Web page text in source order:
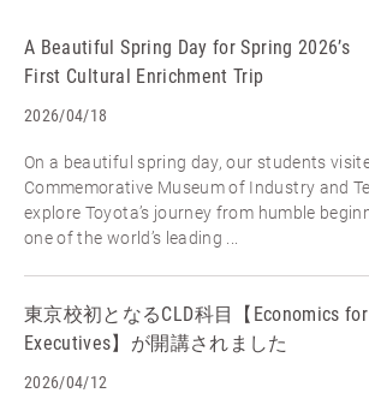
A Beautiful Spring Day for Spring 2026’s
First Cultural Enrichment Trip
2026/04/18
On a beautiful spring day, our students
Commemorative Museum of Industry and
explore Toyota’s journey from humble
one of the world’s leading ...
東京校初となるCLD科目【Economics for
Executives】が開講されました
2026/04/12